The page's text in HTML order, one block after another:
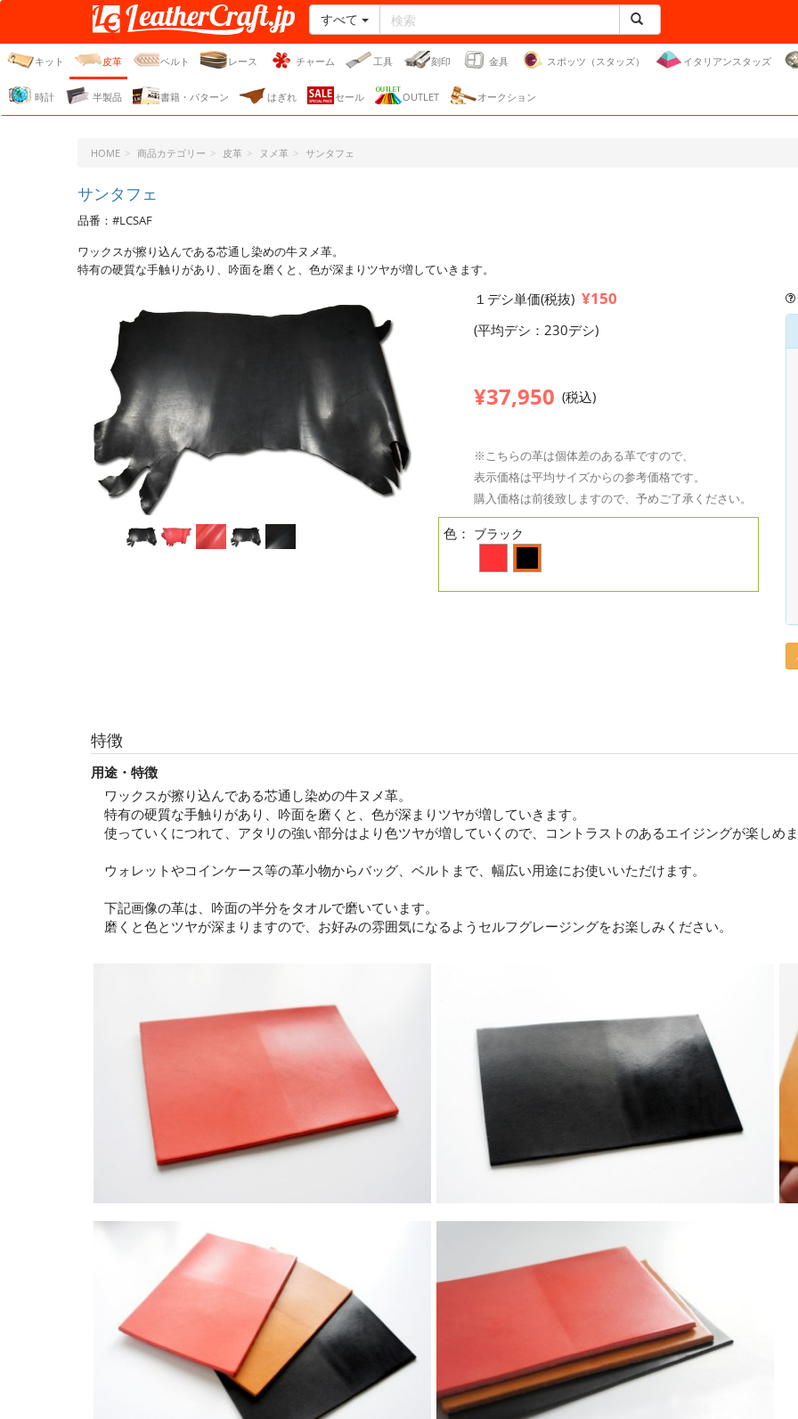
レザークラフト・ドット・
ジェーピー
すべて
キット 皮革 ベルト レース チャーム 工具 刻印 金具 スポッツ（スタッズ） イタリアンスタッズ
時計 半製品 書籍・パターン はぎれ セール OUTLET オークション
HOME 商品カテゴリー 皮革 ヌメ革 サンタフェ
サンタフェ
品番：#LCSAF
ワックスが擦り込んである芯通し染めの牛ヌメ革。
特有の硬質な手触りがあり、吟面を磨くと、色が深まりツヤが増していきます。
１デシ単価(税抜) ¥150
(平均デシ：230デシ)
¥37,950 (税込)
※こちらの革は個体差のある革ですので、
表示価格は平均サイズからの参考価格です。
購入価格は前後致しますので、予めご了承ください。
色： ブラック
特徴
用途・特徴
ワックスが擦り込んである芯通し染めの牛ヌメ革。
特有の硬質な手触りがあり、吟面を磨くと、色が深まりツヤが増していきます。
使っていくにつれて、アタリの強い部分はより色ツヤが増していくので、コントラストのあるエイジングが楽しめ
ウォレットやコインケース等の革小物からバッグ、ベルトまで、幅広い用途にお使いいただけます。
下記画像の革は、吟面の半分をタオルで磨いています。
磨くと色とツヤが深まりますので、お好みの雰囲気になるようセルフグレージングをお楽しみください。